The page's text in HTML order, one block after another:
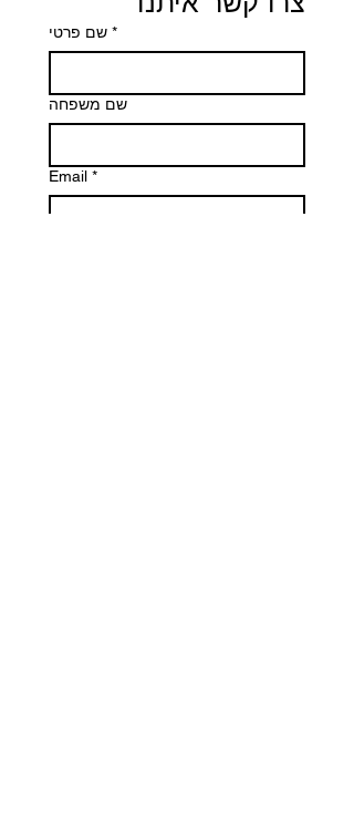
שם פרטי *
שם משפחה
Email *